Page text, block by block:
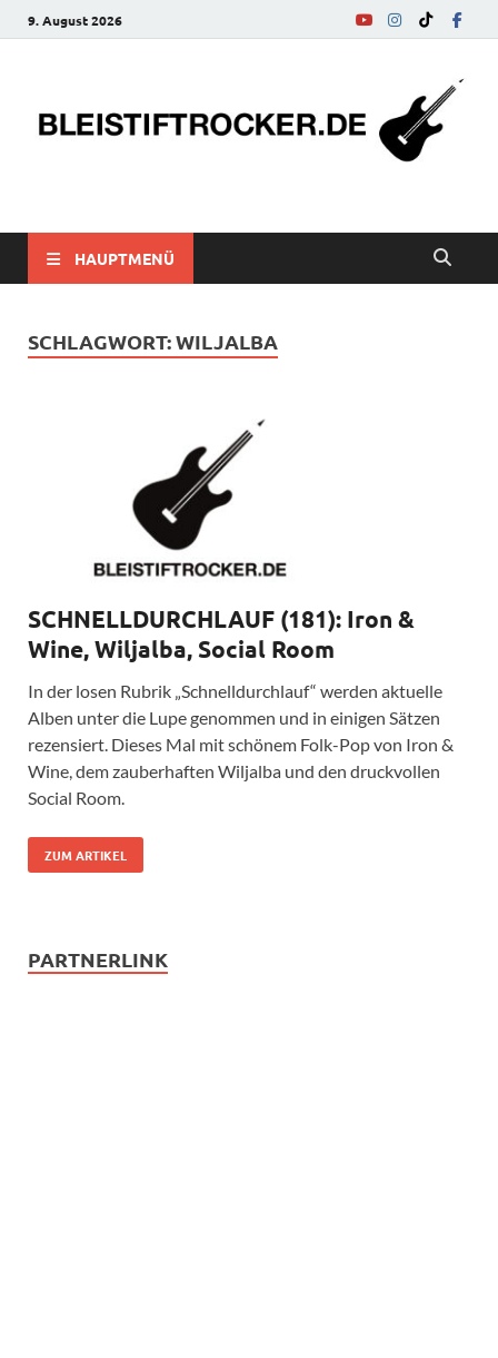
9. August 2026
bleistiftrocker.de
HAUPTMENÜ
SCHLAGWORT:WILJALBA
SCHNELLDURCHLAUF (181): Iron &
Wine, Wiljalba, Social Room
In der losen Rubrik „Schnelldurchlauf“ werden aktuelle
Alben unter die Lupe genommen und in einigen Sätzen
rezensiert. Dieses Mal mit schönem Folk-Pop von Iron &
Wine, dem zauberhaften Wiljalba und den druckvollen
Social Room.
ZUM ARTIKEL
PARTNERLINK